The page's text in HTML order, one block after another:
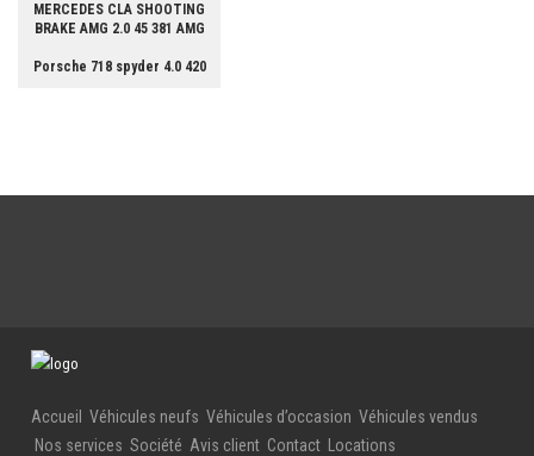
MERCEDES CLA SHOOTING
BRAKE AMG 2.0 45 381 AMG
Porsche 718 spyder 4.0 420
Accueil Véhicules neufs Véhicules d’occasion Véhicules vendus
Nos services Société Avis client Contact Locations